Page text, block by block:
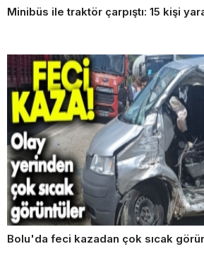
Minibüs ile traktör çarpıştı: 15 kişi
Bolu'da feci kazadan çok sıcak